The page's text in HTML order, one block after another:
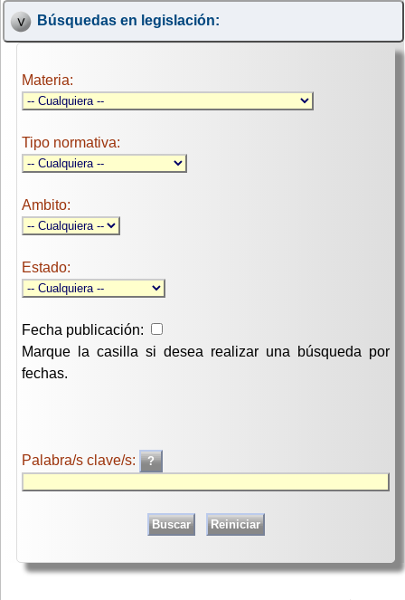
Búsquedas en legislación:
Materia:
Tipo normativa:
Ambito:
Estado:
Fecha publicación:
Marque la casilla si desea realizar una búsqueda por
fechas.
Palabra/s clave/s: